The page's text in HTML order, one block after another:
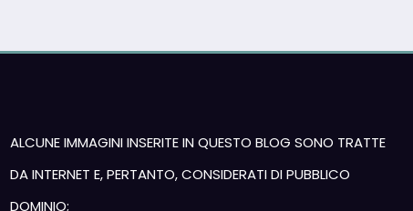
ALCUNE IMMAGINI INSERITE IN QUESTO BLOG SONO TRATTE
DA INTERNET E, PERTANTO, CONSIDERATI DI PUBBLICO
DOMINIO;